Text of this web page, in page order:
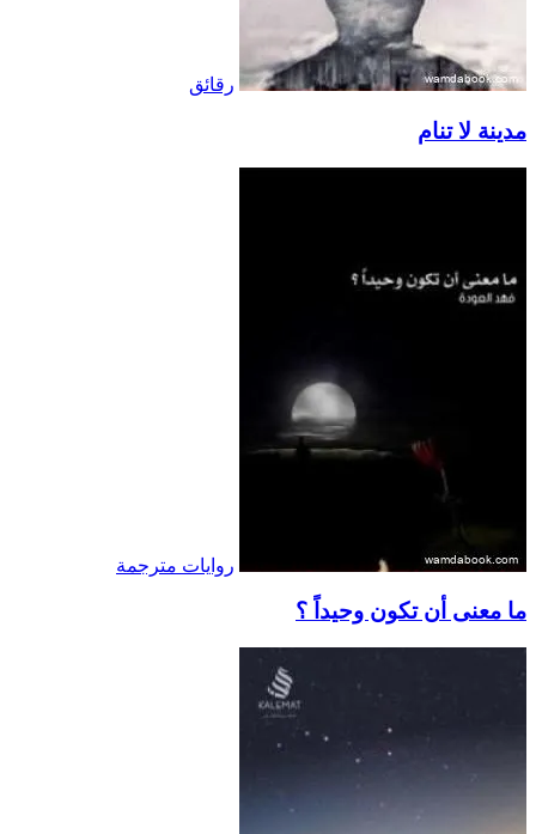
رقائق
مدينة لا تنام
روايات مترجمة
ما معنى أن تكون وحيداً ؟